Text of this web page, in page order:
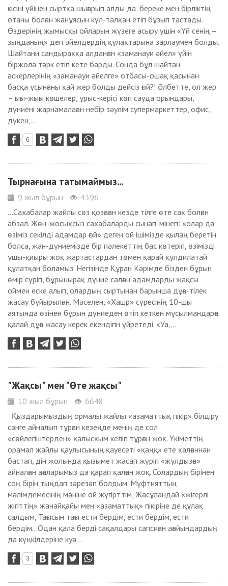
кісіні үйінен сыртқа шығарып алды да, береке мен бірліктің
отаны болған жанұясын күл-талқан етіп бұзып тастады.
Өздерінің жымысқы ойларын жүзеге асыру үшін «Үй сенің –
зыңданың» деп әйелдердің құлақтарына зарлаумен болды.
Шайтани сандыраққа алданған «заманауи әйел» үйін
біржола тәрк етіп кете барды. Сонда бұл шайтан
әскерлерінің «заманауи әйелге» отбасы-ошақ қасынан
басқа ұсынғаны қай жер болды дейсіз ғой?! Әлбетте, ол жер
– ығы-жығы көшелер, ұрыс-керісі көп сауда орындары,
дүниені жарнамалаған небір зәулім супермаркеттер, офис,
дүкен,...
6
Тырнағына татымаймыз...
9 жыл бұрын
4396
...Сахабалар жайлы сөз қозғаған кезде тілге өте сақ болған
абзал. Жөн-жосықсыз сахабаларды сынап-мінеп: «олар да
өзіміз секілді адамдар ғой» деген ой ішімізде қылаң беретін
болса, жан-дүниемізде бір пәлекеттің бас көтеріп, өзімізді
ұшы-қиыры жоқ жартастардан төмен қарай құлдилатай
құлатқан боламыз. Негізінде Құран Кәрімде бізден бұрын
өмір сүріп, бұрынырақ дүние салған адамдарды жақсы
оймен еске алып, олардың сыртынан барынша дұға-тілек
жасау бұйырылған. Мәселен, «Хашр» сүресінің 10-шы
аятында өзінен бұрын дүниеден өтіп кеткен мұсылмандарға
қалай дұға жасау керек екендігін үйретеді. «Уа,...
"Жақсы" мен "Өте жақсы"
10 жыл бұрын
6648
Қыздарымыздың ормалы жайлы «азаматтық пікір» білдіру
сәнге айналып тұрған кезеңде менің де сол
«сөйлегіштерден» қалысқым келіп тұрған жоқ. Үкіметтің
орамал жайлы қаулысының қауесеті «қаңқ» ете қалғаннан
бастап, дін жолында қызымет жасап жүріп «жұлдызға»
айналған ағаларымыз да қарап қалған жоқ. Солардың бірінен
соң бірін тыңдап зәрезәп болдым. Мүфтияттың
мәлімдемесінің мәніне ой жүгірттім, Жасұландай «жігерлі
жігіттің» жанайқайы мен «азаматтық» пікіріне де құлақ
салдым, Тағысын тағы ести бердім, ести бердім, ести
бердім...Одан қала берді сақалдары сапсиған ағайындардың
да күңкілдеріне куә...
3